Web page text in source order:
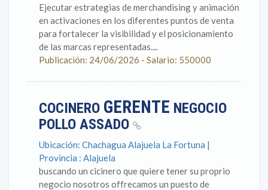
Ejecutar estrategias de merchandising y animación
en activaciones en los diferentes puntos de venta
para fortalecer la visibilidad y el posicionamiento
de las marcas representadas....
Publicación: 24/06/2026 - Salario: 550000
COCINERO GERENTE NEGOCIO
POLLO ASSADO
Ubicación: Chachagua Alajuela La Fortuna |
Provincia : Alajuela
buscando un cicinero que quiere tener su proprio
negocio nosotros offrecamos un puesto de